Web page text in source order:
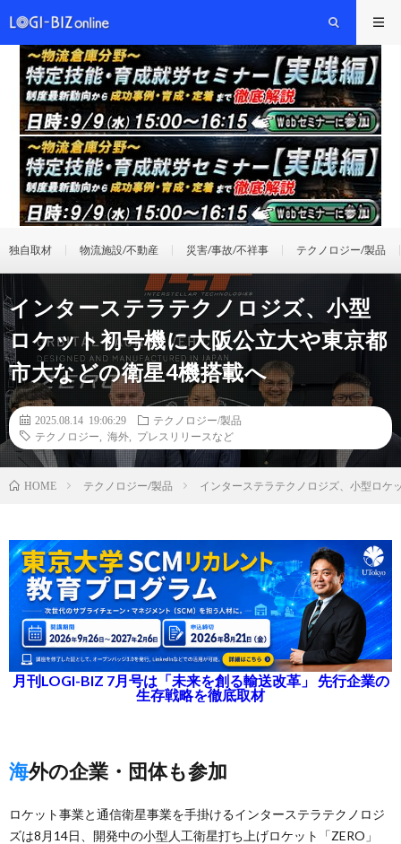
独自取材 物流施設/不動産 災害/事故/不祥事 テクノロジー/製品
インターステラテクノロジズ、小型
ロケット初号機に大阪公立大や東京都
市大などの衛星4機搭載へ
2025.08.14 19:06:29
テクノロジー/製品
テクノロジー
海外 プレスリリースなど
HOME テクノロジー/製品 インターステラテクノロジズ、小型ロケ
月刊LOGI-BIZ 7月号は「未来を創る輸送改革」 先行企業の
生存戦略を徹底取材
海外の企業・団体も参加
ロケット事業と通信衛星事業を手掛けるインターステラテクノロジ
ズは8月14日、開発中の小型人工衛星打ち上げロケット「ZERO」